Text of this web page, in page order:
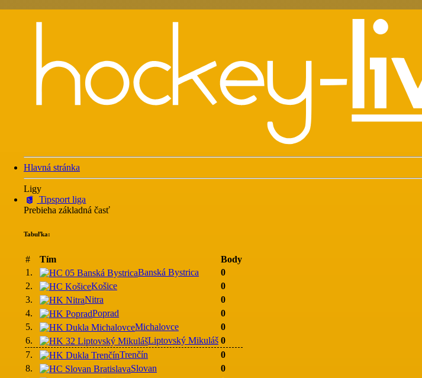
Hlavná stránka
Ligy
Tipsport liga
Prebieha základná časť
Tabuľka:
# Tím
Body
1.
Banská Bystrica
0
2.
Košice
0
3.
Nitra
0
4.
Poprad
0
5.
Michalovce
0
6.
Liptovský Mikuláš 0
7.
Trenčín
0
8.
Slovan
0